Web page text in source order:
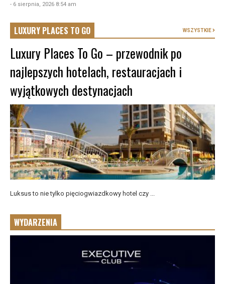
- 6 sierpnia, 2026 8:54 am
LUXURY PLACES TO GO WSZYSTKIE
Luxury Places To Go – przewodnik po
najlepszych hotelach, restauracjach i
wyjątkowych destynacjach
Luksus to nie tylko pięciogwiazdkowy hotel czy ...
WYDARZENIA